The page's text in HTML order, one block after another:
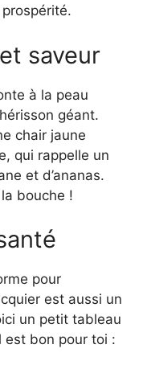
saveur
à la peau
géant.
chair jaune
qui rappelle un
et d’ananas.
bouche !
pour
est aussi un
un petit tableau
est bon pour toi :